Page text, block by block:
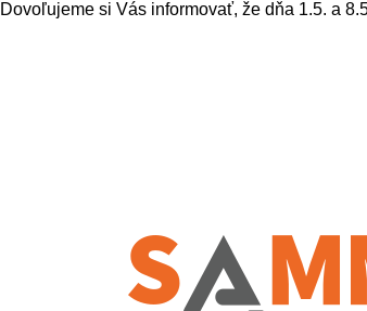
Dovoľujeme si Vás informovať, že dňa 1.5. a